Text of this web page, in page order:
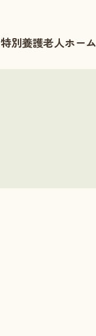
特別養護老人ホーム